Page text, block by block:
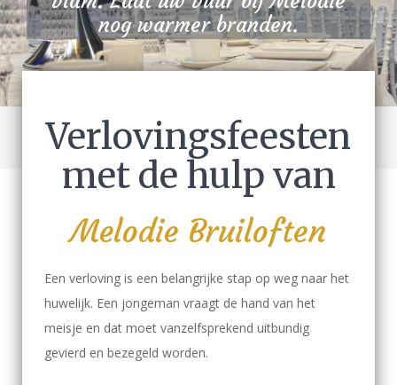
nog warmer branden.
Verlovingsfeesten
met de hulp van
Melodie Bruiloften
Een verloving is een belangrijke stap op weg naar het
huwelijk. Een jongeman vraagt de hand van het
meisje en dat moet vanzelfsprekend uitbundig
gevierd en bezegeld worden.